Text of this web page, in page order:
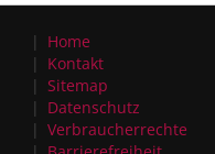
Home
Kontakt
Sitemap
Datenschutz
Verbraucherrechte